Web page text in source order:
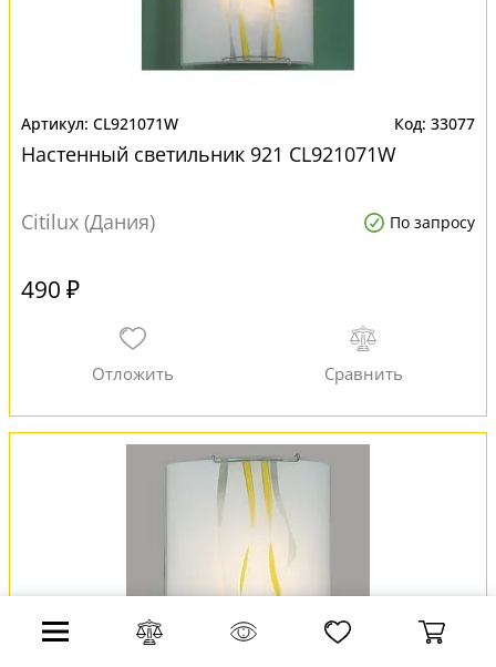
CL921071W 33077
Настенный светильник 921 CL921071W
Citilux (Дания) По запросу
490 ₽